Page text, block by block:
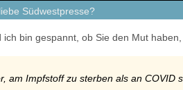
Südwestpresse?
bin gespannt, ob Sie den Mut
am Impfstoff zu sterben als an COVID